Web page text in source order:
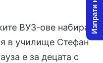
ВУЗ-ове набират
в училище Стефан
е за децата с